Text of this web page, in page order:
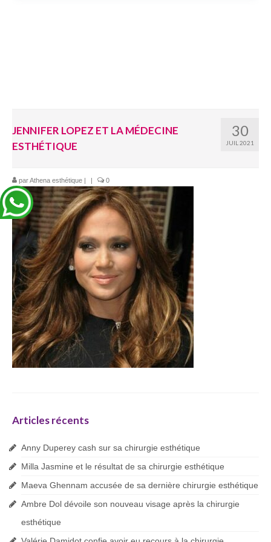
30
JUIL 2021
JENNIFER LOPEZ ET LA MÉDECINE
ESTHÉTIQUE
parAthena esthétique | | 0
Articles récents
Anny Duperey cash sur sa chirurgie esthétique
Milla Jasmine et le résultat de sa chirurgie esthétique
Maeva Ghennam accusée de sa dernière chirurgie esthétique
Ambre Dol dévoile son nouveau visage après la chirurgie
esthétique